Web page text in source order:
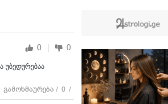
0 0
უბედურებაა
გამოხმაურება / 0 /